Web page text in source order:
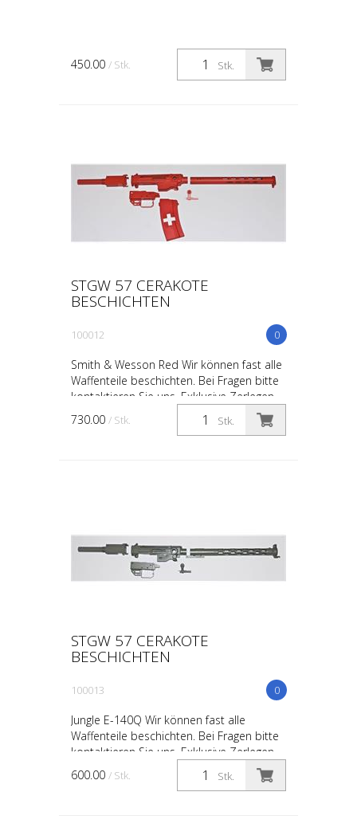
Stk.
450.00 / Stk.
STGW 57 CERAKOTE
BESCHICHTEN
0
100012
Smith & Wesson Red Wir können fast alle
Waffenteile beschichten. Bei Fragen bitte
kontaktieren Sie uns. Exklusive Zerlegen
Stk.
730.00 / Stk.
STGW 57 CERAKOTE
BESCHICHTEN
0
100013
Jungle E-140Q Wir können fast alle
Waffenteile beschichten. Bei Fragen bitte
kontaktieren Sie uns. Exklusive Zerlegen
Stk.
600.00 / Stk.